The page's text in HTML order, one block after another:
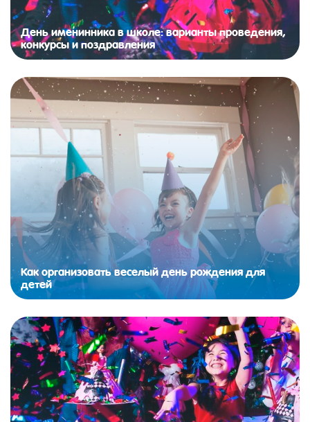
День именинника в школе: варианты проведения,
конкурсы и поздравления
Как организовать веселый день рождения для
детей